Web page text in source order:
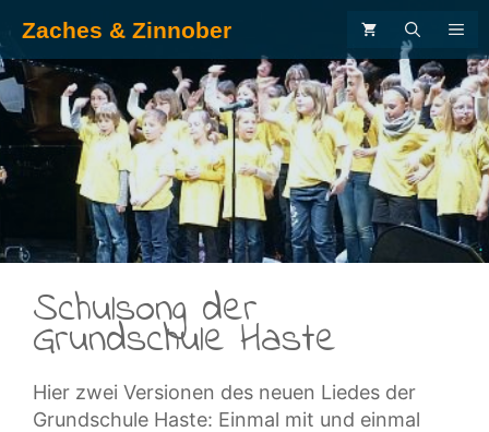
Inhalt
springen
Zaches & Zinnober
.
Schulsong der
Grundschule Haste
Hier zwei Versionen des neuen Liedes der
Grundschule Haste: Einmal mit und einmal